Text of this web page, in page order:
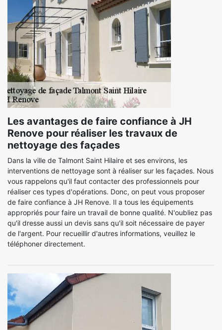
Les avantages de faire confiance à JH
Renove pour réaliser les travaux de
nettoyage des façades
Dans la ville de Talmont Saint Hilaire et ses environs, les
interventions de nettoyage sont à réaliser sur les façades. Nous
vous rappelons qu'il faut contacter des professionnels pour
réaliser ces types d'opérations. Donc, on peut vous proposer
de faire confiance à JH Renove. Il a tous les équipements
appropriés pour faire un travail de bonne qualité. N'oubliez pas
qu'il dresse aussi un devis sans qu'il soit nécessaire de payer
de l'argent. Pour recueillir d'autres informations, veuillez le
téléphoner directement.